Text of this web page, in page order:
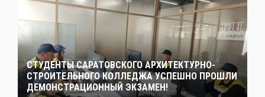
СТУДЕНТЫ САРАТОВСКОГО АРХИТЕКТУРНО-
СТРОИТЕЛЬНОГО КОЛЛЕДЖА УСПЕШНО ПРОШЛИ
ДЕМОНСТРАЦИОННЫЙ ЭКЗАМЕН!